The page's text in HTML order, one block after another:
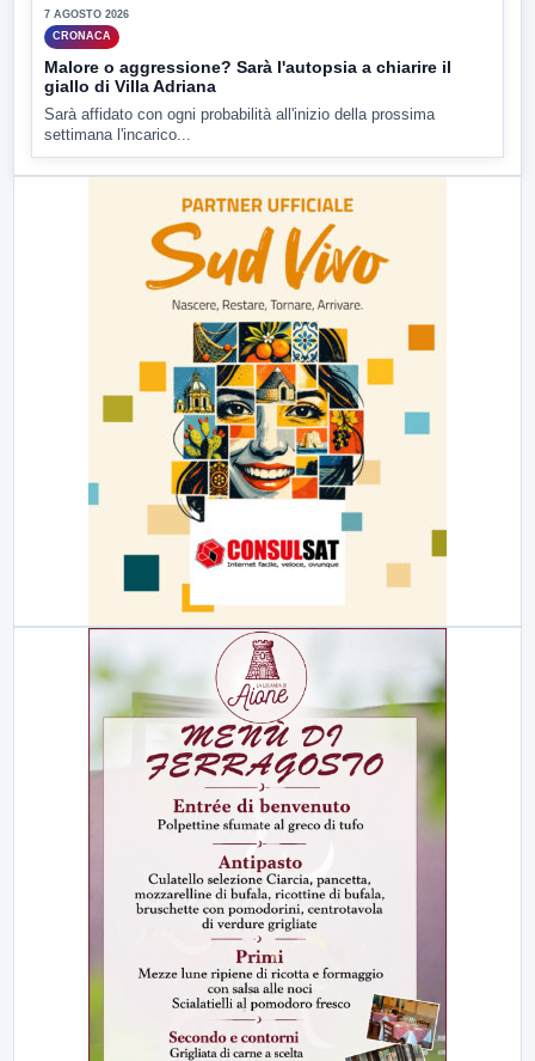
7 AGOSTO 2026
CRONACA
Malore o aggressione? Sarà l'autopsia a chiarire il
giallo di Villa Adriana
Sarà affidato con ogni probabilità all'inizio della prossima
settimana l'incarico...